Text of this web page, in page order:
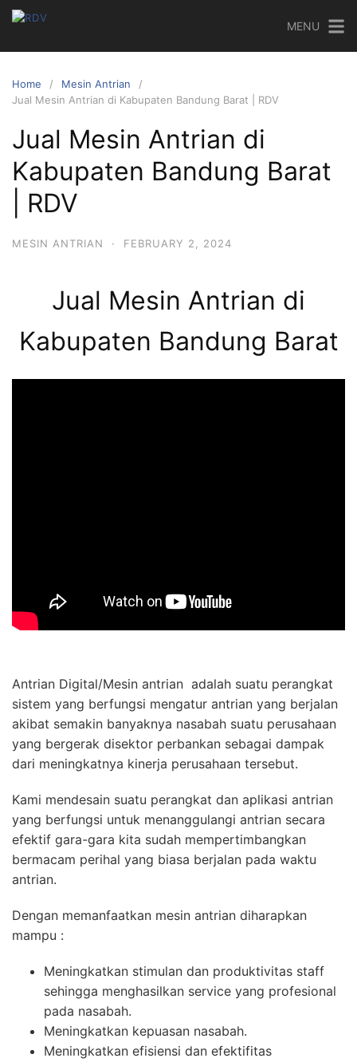
MENU
Home
Mesin Antrian
Jual Mesin Antrian di Kabupaten Bandung Barat | RDV
Jual Mesin Antrian di
Kabupaten Bandung Barat
| RDV
MESIN ANTRIAN · FEBRUARY 2, 2024
Jual Mesin Antrian di
Kabupaten Bandung Barat
Antrian Digital/Mesin antrian adalah suatu perangkat
sistem yang berfungsi mengatur antrian yang berjalan
akibat semakin banyaknya nasabah suatu perusahaan
yang bergerak disektor perbankan sebagai dampak
dari meningkatnya kinerja perusahaan tersebut.
Kami mendesain suatu perangkat dan aplikasi antrian
yang berfungsi untuk menanggulangi antrian secara
efektif gara-gara kita sudah mempertimbangkan
bermacam perihal yang biasa berjalan pada waktu
antrian.
Dengan memanfaatkan mesin antrian diharapkan
mampu :
Meningkatkan stimulan dan produktivitas staff
sehingga menghasilkan service yang profesional
pada nasabah.
Meningkatkan kepuasan nasabah.
Meningkatkan efisiensi dan efektifitas